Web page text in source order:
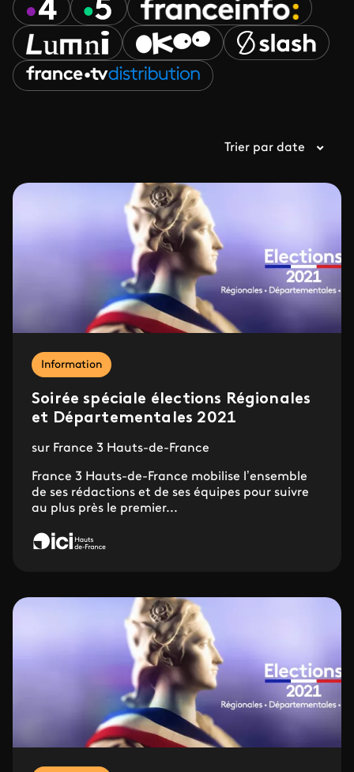
Trier par date
Information
Soirée spéciale élections Régionales
et Départementales 2021
sur France 3 Hauts-de-France
France 3 Hauts-de-France mobilise l’ensemble
de ses rédactions et de ses équipes pour suivre
au plus près le premier...